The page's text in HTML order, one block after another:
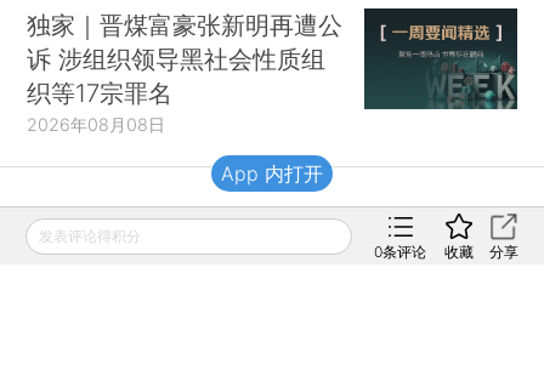
独家｜晋煤富豪张新明再遭公
诉 涉组织领导黑社会性质组
织等17宗罪名
2026年08月08日
财新移动
发表评论得积分
0条评论 收藏 分享
App 内打开